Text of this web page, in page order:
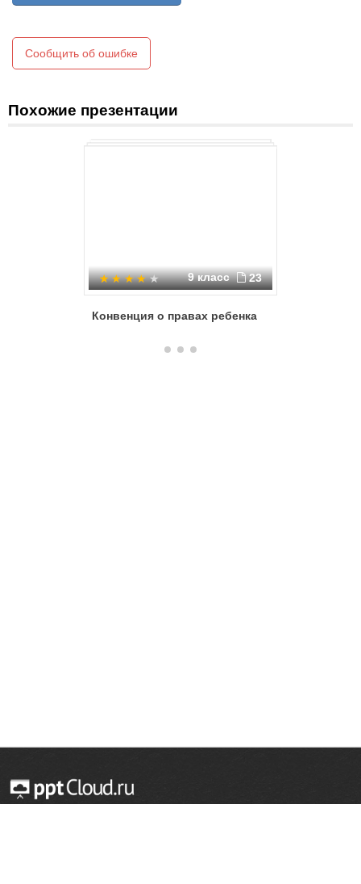
Право на жизнь
Ребенком является человек до достижения 18-летнего возраста,
Ребенок имеет неотъемлемое право на жизнь и здоровое
Сообщить об ошибке
Похожие презентации
9 класс 23
Конвенция о правах ребенка